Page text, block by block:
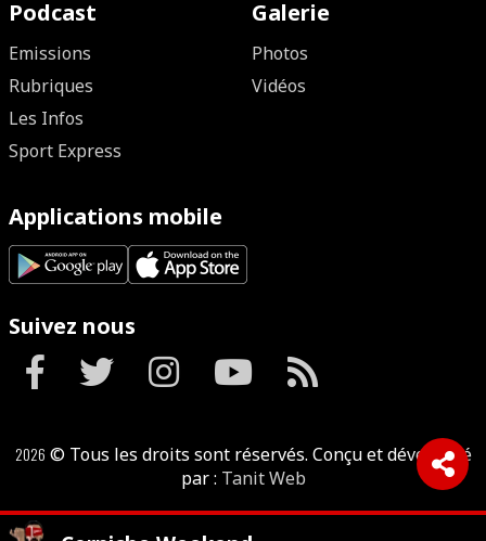
Podcast
Emissions
Rubriques
Les Infos
Sport Express
Galerie
Photos
Vidéos
Applications mobile
Suivez nous
2026 © Tous les droits sont réservés. Conçu et développé
par : Tanit Web